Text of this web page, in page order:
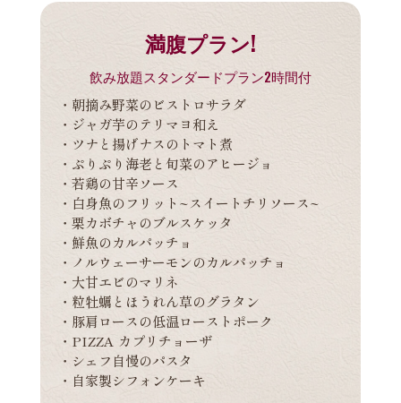
満腹プラン!
飲み放題スタンダードプラン2時間付
・朝摘み野菜のビストロサラダ
・ジャガ芋のテリマヨ和え
・ツナと揚げナスのトマト煮
・ぷりぷり海老と旬菜のアヒージョ
・若鶏の甘辛ソース
・白身魚のフリット~スイートチリソース~
・栗カボチャのブルスケッタ
・鮮魚のカルパッチョ
・ノルウェーサーモンのカルパッチョ
・大甘エビのマリネ
・粒牡蠣とほうれん草のグラタン
・豚肩ロースの低温ローストポーク
・PIZZA カプリチョーザ
・シェフ自慢のパスタ
・自家製シフォンケーキ